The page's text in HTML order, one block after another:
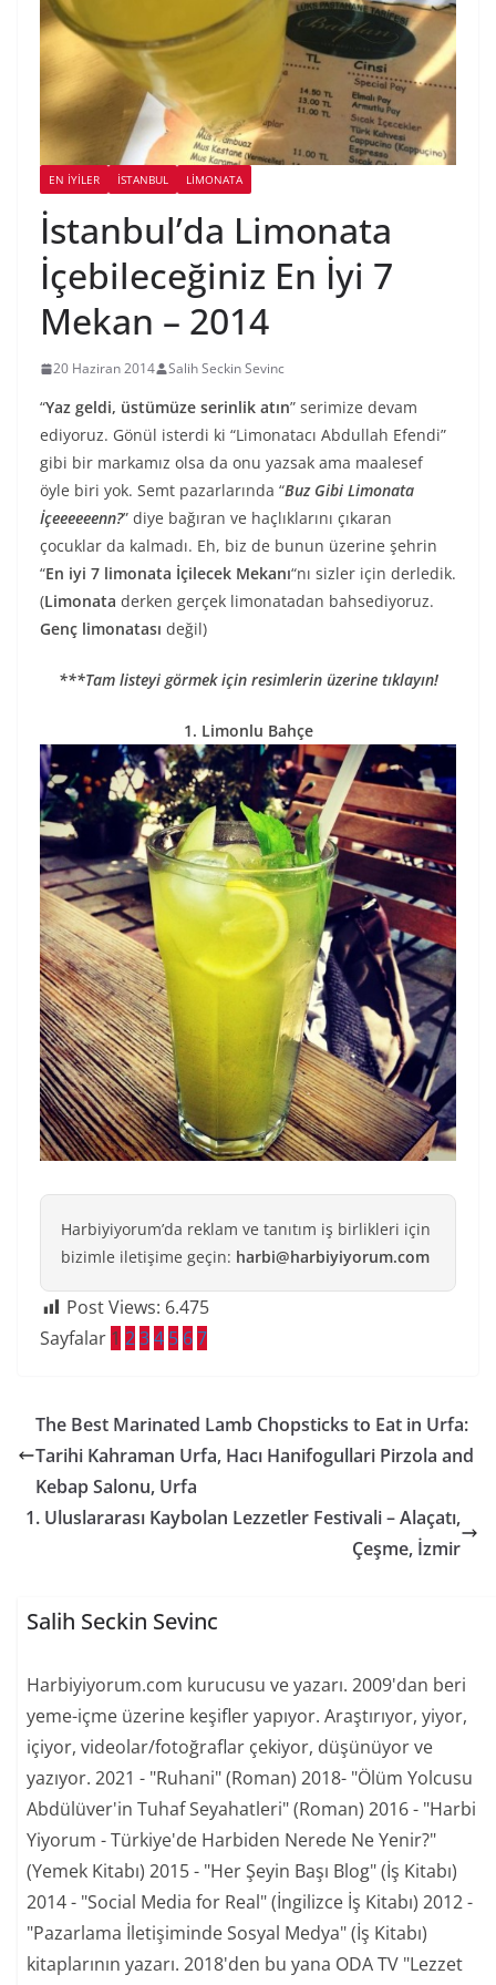
EN İYILER İSTANBUL LIMONATA
İstanbul’da Limonata
İçebileceğiniz En İyi 7
Mekan – 2014
20 Haziran 2014 Salih Seckin Sevinc
“Yaz geldi, üstümüze serinlik atın” serimize devam
ediyoruz. Gönül isterdi ki “Limonatacı Abdullah Efendi”
gibi bir markamız olsa da onu yazsak ama maalesef
öyle biri yok. Semt pazarlarında “Buz Gibi Limonata
İçeeeeeenn?” diye bağıran ve haçlıklarını çıkaran
çocuklar da kalmadı. Eh, biz de bunun üzerine şehrin
“En iyi 7 limonata İçilecek Mekanı“nı sizler için derledik.
(Limonata derken gerçek limonatadan bahsediyoruz.
Genç limonatası değil)
***Tam listeyi görmek için resimlerin üzerine tıklayın!
1. Limonlu Bahçe
Harbiyiyorum’da reklam ve tanıtım iş birlikleri için
bizimle iletişime geçin: harbi@harbiyiyorum.com
Post Views: 6.475
Sayfalar 1 234 5 67
The Best Marinated Lamb Chopsticks to Eat in Urfa:
Tarihi Kahraman Urfa, Hacı Hanifogullari Pirzola and
Kebap Salonu, Urfa
1. Uluslararası Kaybolan Lezzetler Festivali – Alaçatı,
Çeşme, İzmir
Salih Seckin Sevinc
Harbiyiyorum.com kurucusu ve yazarı. 2009'dan beri
yeme-içme üzerine keşifler yapıyor. Araştırıyor, yiyor,
içiyor, videolar/fotoğraflar çekiyor, düşünüyor ve
yazıyor. 2021 - "Ruhani" (Roman) 2018- "Ölüm Yolcusu
Abdülüver'in Tuhaf Seyahatleri" (Roman) 2016 - "Harbi
Yiyorum - Türkiye'de Harbiden Nerede Ne Yenir?"
(Yemek Kitabı) 2015 - "Her Şeyin Başı Blog" (İş Kitabı)
2014 - "Social Media for Real" (İngilizce İş Kitabı) 2012 -
"Pazarlama İletişiminde Sosyal Medya" (İş Kitabı)
kitaplarının yazarı. 2018'den bu yana ODA TV "Lezzet